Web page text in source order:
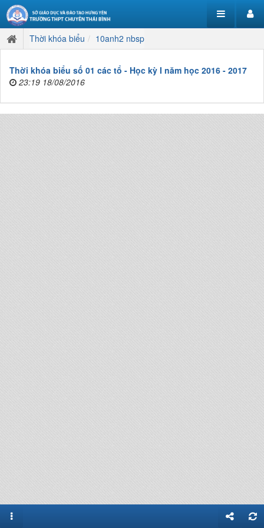
Thời khóa biểu 10anh2 nbsp
Thời khóa biểu số 01 các tổ - Học kỳ I năm học 2016 - 2017
23:19 18/08/2016